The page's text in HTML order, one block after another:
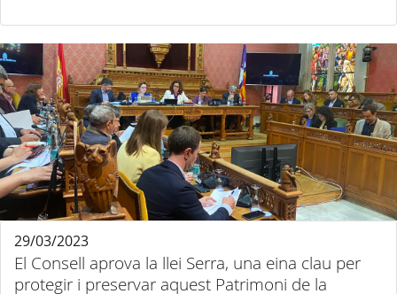
El Consell aprova la llei Serra, una eina clau per
protegir i preservar aquest Patrimoni de la
29/03/2023